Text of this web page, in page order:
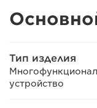
Тип изделия
устройство